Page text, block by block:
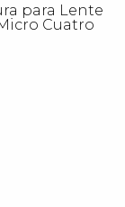
para Lente
Cuatro